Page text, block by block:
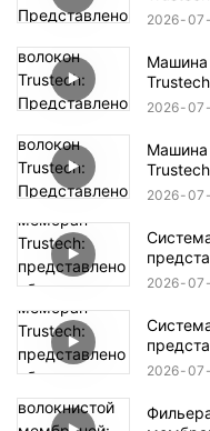
2026 07
Машина
2026 07
Машина
2026 07
осмоса
2026 07
осмоса
2026 07